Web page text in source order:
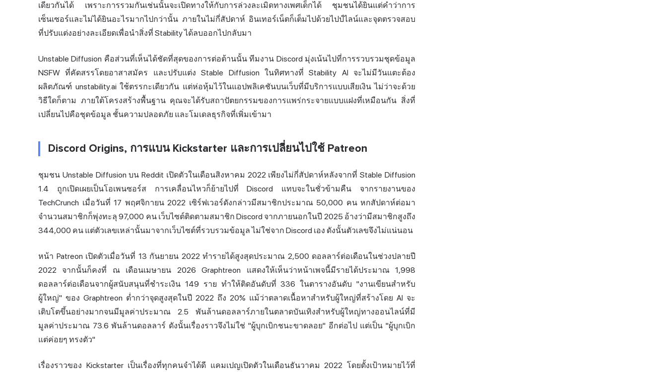
เดียวกันได้ เพราะการรวมกันเช่นนั้นจะเปิดทางให้กับการล่วงละเมิดทางเพศเด็กได้ ชุมชนได้ยินแต่คำว่าการ
เซ็นเซอร์และไม่ได้ยินอะไรมากไปกว่านั้น ภายในไม่กี่สัปดาห์ อินเทอร์เน็ตก็เต็มไปด้วยไปป์ไลน์และจุดตรวจสอบ
ที่ปรับแต่งอย่างละเอียดเพื่อนำสิ่งที่ Stability ได้ลบออกไปกลับมา
Unstable Diffusion คือส่วนที่เห็นได้ชัดที่สุดของการต่อต้านนั้น ทีมงาน Discord มุ่งเน้นไปที่การรวบรวมชุดข้อมูล
NSFW ที่คัดสรรโดยอาสาสมัคร และปรับแต่ง Stable Diffusion ในทิศทางที่ Stability AI จะไม่มีวันแตะต้อง
ผลิตภัณฑ์ unstability.ai ใช้ตรรกะเดียวกัน แต่ห่อหุ้มไว้ในแอปพลิเคชันบนเว็บที่มีบริการแบบเสียเงิน ไม่ว่าจะด้วย
วิธีใดก็ตาม ภายใต้โครงสร้างพื้นฐาน คุณจะได้รับสถาปัตยกรรมของการแพร่กระจายแบบแฝงที่เหมือนกัน สิ่งที่
เปลี่ยนไปคือชุดข้อมูล ชั้นความปลอดภัย และโมเดลธุรกิจที่เพิ่มเข้ามา
Discord Origins, การแบน Kickstarter และการเปลี่ยนไปใช้ Patreon
ชุมชน Unstable Diffusion บน Reddit เปิดตัวในเดือนสิงหาคม 2022 เพียงไม่กี่สัปดาห์หลังจากที่ Stable Diffusion
1.4 ถูกเปิดเผยเป็นโอเพนซอร์ส การเคลื่อนไหวก็ย้ายไปที่ Discord แทบจะในชั่วข้ามคืน จากรายงานของ
TechCrunch เมื่อวันที่ 17 พฤศจิกายน 2022 เซิร์ฟเวอร์ดังกล่าวมีสมาชิกประมาณ 50,000 คน หกสัปดาห์ต่อมา
จำนวนสมาชิกก็พุ่งทะลุ 97,000 คน เว็บไซต์ติดตามสมาชิก Discord จากภายนอกในปี 2025 อ้างว่ามีสมาชิกสูงถึง
344,000 คน แต่ตัวเลขเหล่านั้นมาจากเว็บไซต์ที่รวบรวมข้อมูล ไม่ใช่จาก Discord เอง ดังนั้นตัวเลขจึงไม่แน่นอน
หน้า Patreon เปิดตัวเมื่อวันที่ 13 กันยายน 2022 ทำรายได้สูงสุดประมาณ 2,500 ดอลลาร์ต่อเดือนในช่วงปลายปี
2022 จากนั้นก็คงที่ ณ เดือนเมษายน 2026 Graphtreon แสดงให้เห็นว่าหน้าเพจนี้มีรายได้ประมาณ 1,998
ดอลลาร์ต่อเดือนจากผู้สนับสนุนที่ชำระเงิน 149 ราย ทำให้ติดอันดับที่ 336 ในตารางอันดับ "งานเขียนสำหรับ
ผู้ใหญ่" ของ Graphtreon ต่ำกว่าจุดสูงสุดในปี 2022 ถึง 20% แม้ว่าตลาดเนื้อหาสำหรับผู้ใหญ่ที่สร้างโดย AI จะ
เติบโตขึ้นอย่างมากจนมีมูลค่าประมาณ 2.5 พันล้านดอลลาร์ภายในตลาดบันเทิงสำหรับผู้ใหญ่ทางออนไลน์ที่มี
มูลค่าประมาณ 73.6 พันล้านดอลลาร์ ดังนั้นเรื่องราวจึงไม่ใช่ "ผู้บุกเบิกชนะขาดลอย" อีกต่อไป แต่เป็น "ผู้บุกเบิก
แต่ค่อยๆ ทรงตัว"
เรื่องราวของ Kickstarter เป็นเรื่องที่ทุกคนจำได้ดี แคมเปญเปิดตัวในเดือนธันวาคม 2022 โดยตั้งเป้าหมายไว้ที่